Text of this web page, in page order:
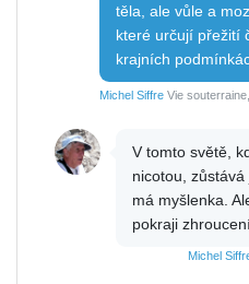
těla, ale vůle a
které určují přežití
krajních
Michel Siffre Vie
V tomto světě,
nicotou,
má myšlenka.
pokraji
Michel